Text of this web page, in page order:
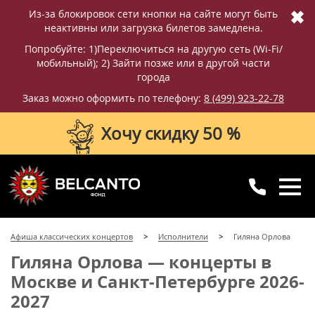
Из-за блокировок сети кнопки на сайте могут быть
неактивны или загрузка билетов замедлена.
Попробуйте: 1)Переключиться на другую сеть (Wi-Fi/
мобильный); 2) Зайти позже или в другой части
города
Заказ можно оформить по телефону: 8 (499) 923-22-78
✖
Хочу скидку 50 %
8 (499) 923-22-78
8 (800) 770-09-71
для регионов
Афиша классических концертов Исполнители Гиляна Орлова
Гиляна Орлова — концерты в
Москве и Санкт-Петербурге 2026-
2027